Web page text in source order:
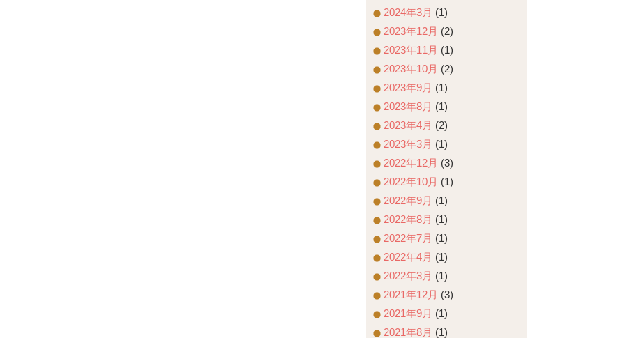
2024年3月 (1)
2023年12月 (2)
2023年11月 (1)
2023年10月 (2)
2023年9月 (1)
2023年8月 (1)
2023年4月 (2)
2023年3月 (1)
2022年12月 (3)
2022年10月 (1)
2022年9月 (1)
2022年8月 (1)
2022年7月 (1)
2022年4月 (1)
2022年3月 (1)
2021年12月 (3)
2021年9月 (1)
2021年8月 (1)